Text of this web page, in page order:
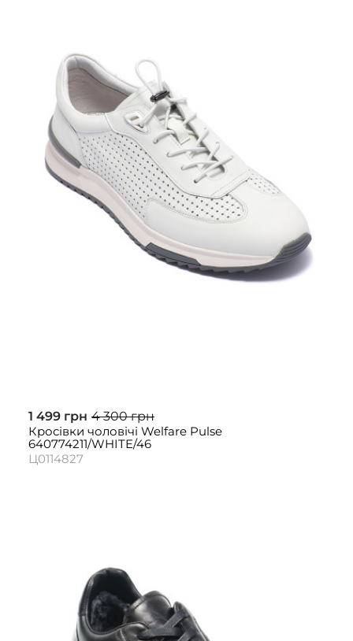
1 499 грн 4 300 грн
Кросівки чоловічі Welfare Pulse
640774211/WHITE/46
Ц0114827